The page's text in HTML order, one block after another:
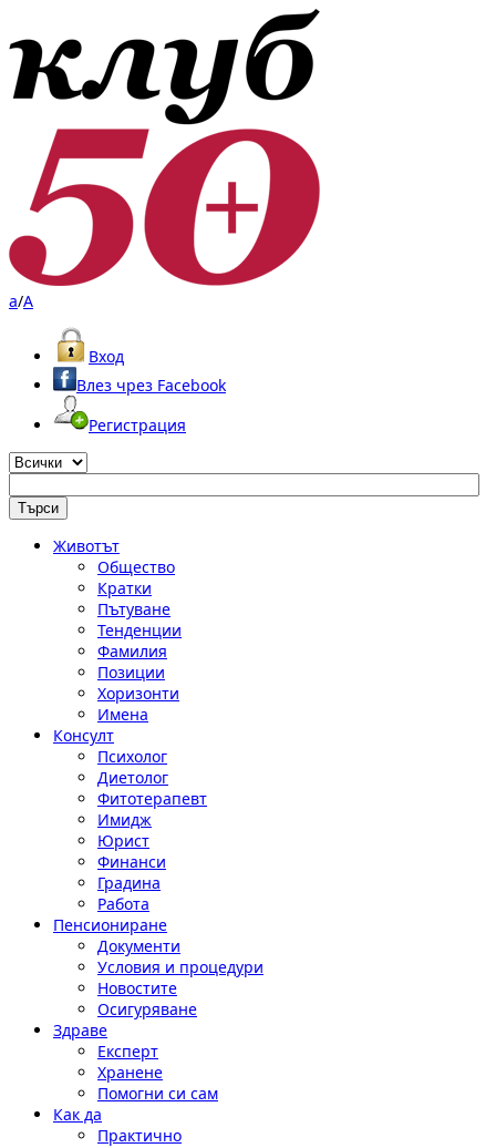
a/A
Вход
Влез чрез Facebook
Регистрация
Животът
Общество
Кратки
Пътуване
Тенденции
Фамилия
Позиции
Хоризонти
Имена
Консулт
Психолог
Диетолог
Фитотерапевт
Имидж
Юрист
Финанси
Градина
Работа
Пенсиониране
Документи
Условия и процедури
Новостите
Осигуряване
Здраве
Експерт
Хранене
Помогни си сам
Как да
Практично